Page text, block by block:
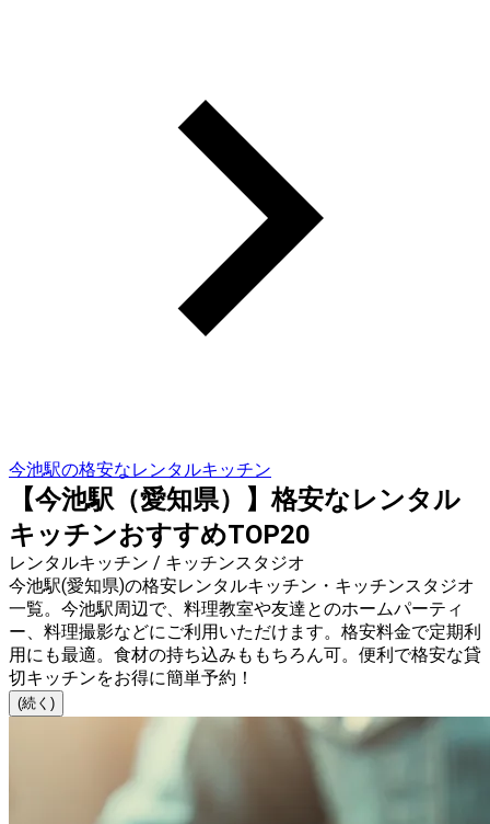
今池駅の格安なレンタルキッチン
【今池駅（愛知県）】格安なレンタル
キッチンおすすめTOP20
レンタルキッチン / キッチンスタジオ
今池駅(愛知県)の格安レンタルキッチン・キッチンスタジオ
一覧。今池駅周辺で、料理教室や友達とのホームパーティ
ー、料理撮影などにご利用いただけます。格安料金で定期利
用にも最適。食材の持ち込みももちろん可。便利で格安な貸
切キッチンをお得に簡単予約！
(続く)